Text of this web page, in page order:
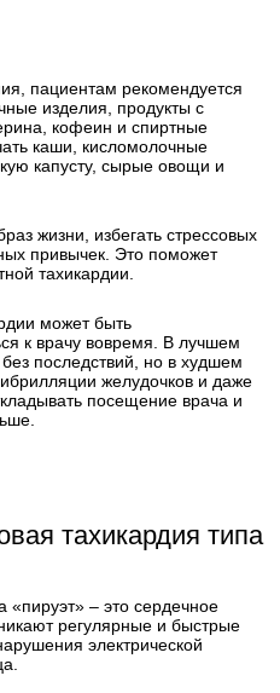
пациентам рекомендуется
изделия, продукты с
кофеин и спиртные
каши, кисломолочные
капусту, сырые овощи и
жизни, избегать стрессовых
привычек. Это поможет
тахикардии.
может быть
к врачу вовремя. В лучшем
последствий, но в худшем
желудочков и даже
посещение врача и
тахикардия типа
«пируэт» – это сердечное
регулярные и быстрые
электрической